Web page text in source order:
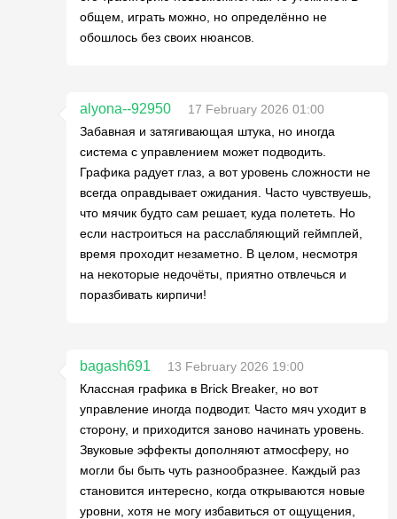
общем, играть можно, но определённо не
обошлось без своих нюансов.
alyona--92950
17 February 2026 01:00
Забавная и затягивающая штука, но иногда
система с управлением может подводить.
Графика радует глаз, а вот уровень сложности не
всегда оправдывает ожидания. Часто чувствуешь,
что мячик будто сам решает, куда полететь. Но
если настроиться на расслабляющий геймплей,
время проходит незаметно. В целом, несмотря
на некоторые недочёты, приятно отвлечься и
поразбивать кирпичи!
bagash691
13 February 2026 19:00
Классная графика в Brick Breaker, но вот
управление иногда подводит. Часто мяч уходит в
сторону, и приходится заново начинать уровень.
Звуковые эффекты дополняют атмосферу, но
могли бы быть чуть разнообразнее. Каждый раз
становится интересно, когда открываются новые
уровни, хотя не могу избавиться от ощущения,